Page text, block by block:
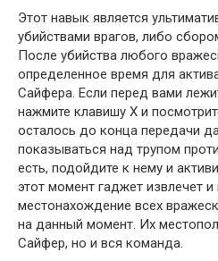
Этот навык является
убийствами врагов, либо
После убийства любого
определенное время для
Сайфера. Если перед вами
нажмите клавишу X и
осталось до конца передачи
показываться над трупом
есть, подойдите к нему и
этот момент гаджет извлечет
местонахождение всех
на данный момент. Их
Сайфер, но и вся команда.